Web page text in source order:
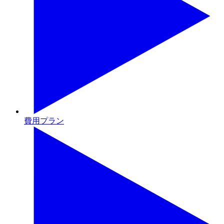
費用プラン